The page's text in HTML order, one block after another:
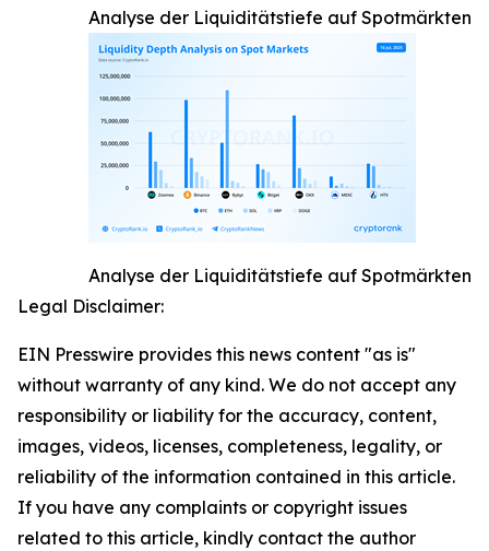
Analyse der Liquiditätstiefe auf Spotmärkten
Analyse der Liquiditätstiefe auf Spotmärkten
Legal Disclaimer:
EIN Presswire provides this news content "as is"
without warranty of any kind. We do not accept any
responsibility or liability for the accuracy, content,
images, videos, licenses, completeness, legality, or
reliability of the information contained in this article.
If you have any complaints or copyright issues
related to this article, kindly contact the author